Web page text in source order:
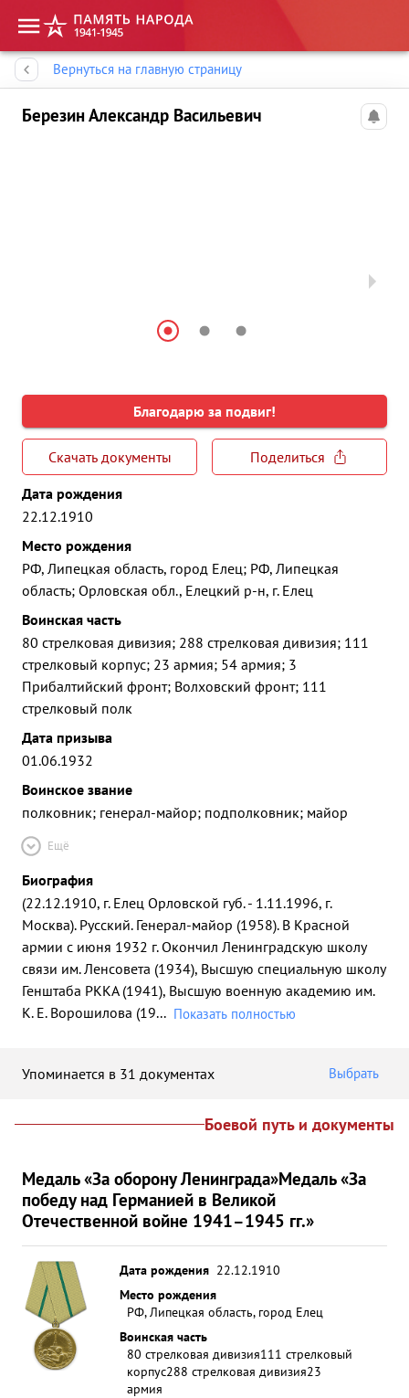
Вернуться на главную страницу
Березин Александр Васильевич
Благодарю за подвиг!
Скачать документы
Поделиться
Дата рождения
22.12.1910
Место рождения
РФ, Липецкая область, город Елец; РФ, Липецкая
область; Орловская обл., Елецкий р-н, г. Елец
Воинская часть
80 стрелковая дивизия; 288 стрелковая дивизия; 111
стрелковый корпус; 23 армия; 54 армия; 3
Прибалтийский фронт; Волховский фронт; 111
стрелковый полк
Дата призыва
01.06.1932
Воинское звание
полковник; генерал-майор; подполковник; майор
Ещё
Биография
(22.12.1910, г. Елец Орловской губ. - 1.11.1996, г.
Москва). Русский. Генерал-майор (1958). В Красной
армии с июня 1932 г. Окончил Ленинградскую школу
связи им. Ленсовета (1934), Высшую специальную школу
Генштаба РККА (1941), Высшую военную академию им.
К. Е. Ворошилова (19... Показать полностью
Упоминается в 31 документах Выбрать
Боевой путь и документы
Медаль «За оборону Ленинграда»Медаль «За
победу над Германией в Великой
Отечественной войне 1941–1945 гг.»
Дата рождения 22.12.1910
Место рождения
РФ, Липецкая область, город Елец
Воинская часть
80 стрелковая дивизия111 стрелковый
корпус288 стрелковая дивизия23
армия
Память народа